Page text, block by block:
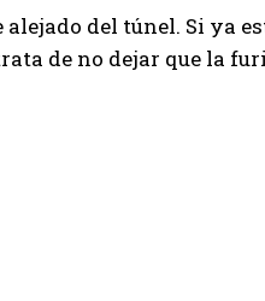
del túnel. Si ya
de no dejar que la